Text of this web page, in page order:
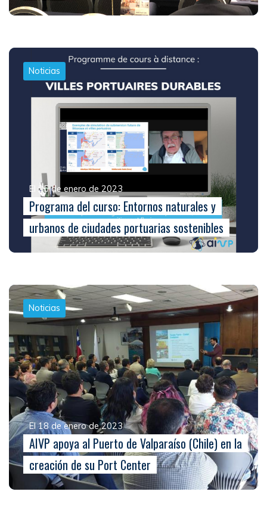
Noticias
El 25 de enero de 2023
Programa del curso: Entornos naturales y
urbanos de ciudades portuarias sostenibles
Noticias
El 18 de enero de 2023
AIVP apoya al Puerto de Valparaíso (Chile) en la
creación de su Port Center